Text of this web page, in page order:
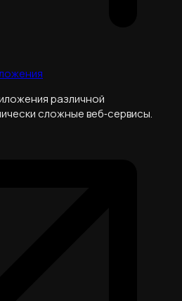
различной
сложные веб‑сервисы.